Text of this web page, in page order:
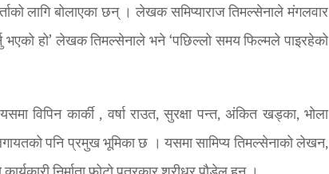
लागि बोलाएका छन् । लेखक समिप्याराज तिमल्सेनाले मंगलवार
भएको हो’ लेखक तिमल्सेनाले भने ‘पछिल्लो समय फिल्मले पाइरहेको
विपिन कार्की , वर्षा राउत, सुरक्षा पन्त, अंकित खड्का, भोला
पनि प्रमुख भूमिका छ । यसमा सामिप्य तिमल्सेनाको लेखन,